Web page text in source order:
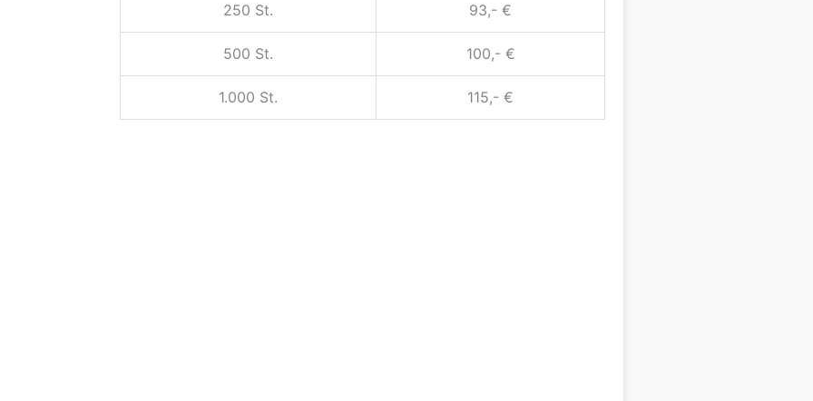
250 St. 93,- €
500 St. 100,- €
1.000 St. 115,- €